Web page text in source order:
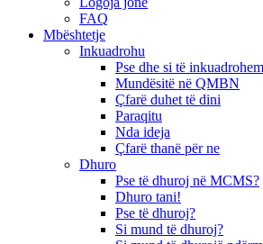
FAQ
Mbështetje
Inkuadrohu
Pse dhe si të inkuadrohem
Mundësitë në QMBN
Çfarë duhet të dini
Paraqitu
Nda ideja
Çfarë thanë për ne
Dhuro
Pse të dhuroj në MCMS?
Dhuro tani!
Pse të dhuroj?
Si mund të dhuroj?